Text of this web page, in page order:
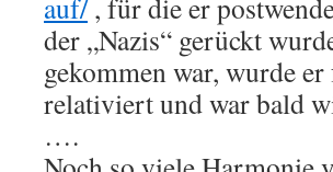
auf/, für die er
der „Nazis“ gerückt
gekommen war, wurde
relativiert und war bald
….